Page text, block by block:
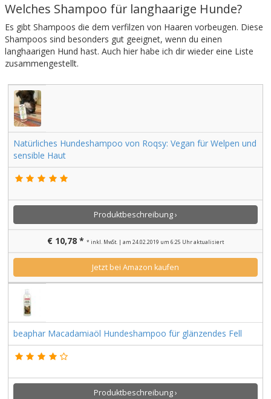
Welches Shampoo für langhaarige Hunde?
Es gibt Shampoos die dem verfilzen von Haaren vorbeugen. Diese
Shampoos sind besonders gut geeignet, wenn du einen
langhaarigen Hund hast. Auch hier habe ich dir wieder eine Liste
zusammengestellt.
Natürliches Hundeshampoo von Roqsy: Vegan für Welpen und
sensible Haut
Produktbeschreibung ›
€ 10,78 * * inkl. MwSt. | am 24.02.2019 um 6:25 Uhr aktualisiert
Jetzt bei Amazon kaufen
beaphar Macadamiaöl Hundeshampoo für glänzendes Fell
Produktbeschreibung ›